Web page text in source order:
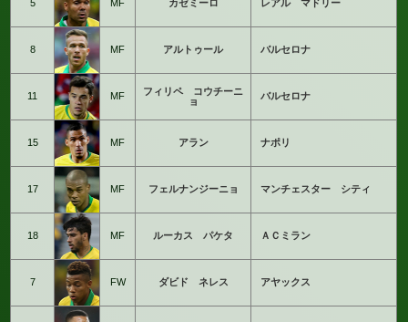
5 MF カゼミーロ レアル マドリー
8 MF アルトゥール バルセロナ
11 MF
フィリペ コウチーニ
ョ
バルセロナ
15 MF アラン ナポリ
17 MF フェルナンジーニョ マンチェスター シティ
18 MF ルーカス パケタ ＡＣミラン
7 FW ダビド ネレス アヤックス